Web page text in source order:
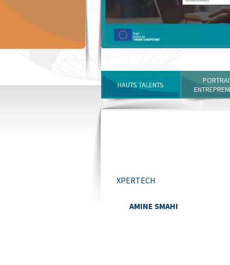
HAUTS TALENTS
XPERTECH
AMINE SMAHI